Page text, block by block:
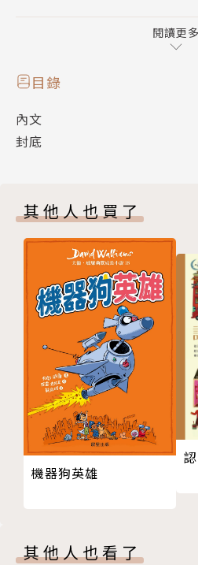
今天就是最後一天，終究還是
的部分，是安身立命的地方。
「家」，破壞的不僅是土地與
梓鈞用溫柔的色調帶我們進入
像個觀局者，卻讓讀者深切感
變是必須，但希望有更多人傾
他們未受到合理的對待？也許
聞，可以停下來，#聆聽少數。
作者簡介
張梓鈞
台中人，畢業於劍橋藝術學院
由插畫工作者。喜歡電影、哲
際插畫賽榮譽提名。
閱讀更多
目錄
內文
封底
其他人也買了
機器狗英雄
其他人也看了